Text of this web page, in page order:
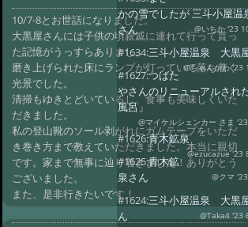
10/7-8とお世話になりました。
大黒屋さんには子供の頃親戚に連れて行って貰っ
た記憶がうっすらありまし。
磨き上げられた床にランプが灯っていて落ち着く
光景でした。
清掃もゆきとどいているし、食事も美味しくいた
だきました。
私の登山靴のソール剥がれにガムテープをいただ
き巻き方まで教えていただきました。本当に親切
です。家まで無事に辿り着きました！ありがとう
ございました。
また、是非行きたいです！
かの雪でしたが 三斗小屋温
さん
@いちか '23
#1634:三斗小屋温泉 大黒
@ちゃんかわ '23
#1627:つばた
やさんのリニューアルされ
風呂」
@マイケルシェンカー さま
#1626:青木鉱泉
@ezucazue '23
#1625:青木鉱
泉さん
@クマ
#1624:三斗小屋温泉 大黒
ん
@Taka4 '23